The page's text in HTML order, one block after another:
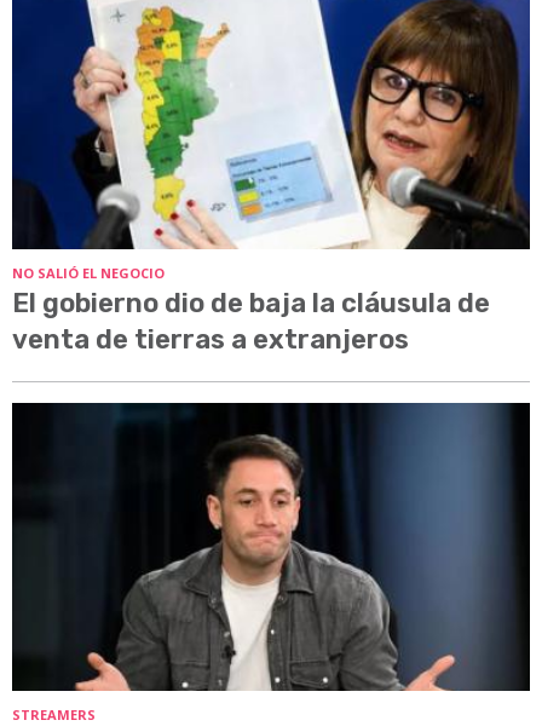
NO SALIÓ EL NEGOCIO
El gobierno dio de baja la cláusula de
venta de tierras a extranjeros
STREAMERS